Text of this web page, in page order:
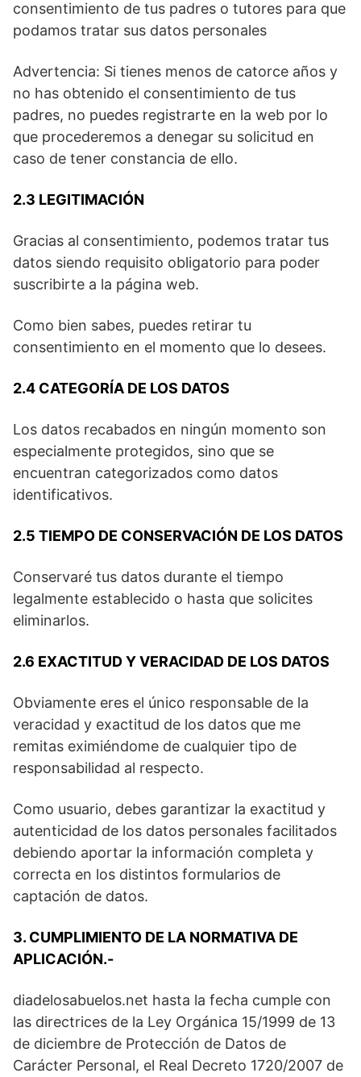
consentimiento de tus padres o tutores para que
podamos tratar sus datos personales
Advertencia: Si tienes menos de catorce años y
no has obtenido el consentimiento de tus
padres, no puedes registrarte en la web por lo
que procederemos a denegar su solicitud en
caso de tener constancia de ello.
2.3 LEGITIMACIÓN
Gracias al consentimiento, podemos tratar tus
datos siendo requisito obligatorio para poder
suscribirte a la página web.
Como bien sabes, puedes retirar tu
consentimiento en el momento que lo desees.
2.4 CATEGORÍA DE LOS DATOS
Los datos recabados en ningún momento son
especialmente protegidos, sino que se
encuentran categorizados como datos
identificativos.
2.5 TIEMPO DE CONSERVACIÓN DE LOS DATOS
Conservaré tus datos durante el tiempo
legalmente establecido o hasta que solicites
eliminarlos.
2.6 EXACTITUD Y VERACIDAD DE LOS DATOS
Obviamente eres el único responsable de la
veracidad y exactitud de los datos que me
remitas eximiéndome de cualquier tipo de
responsabilidad al respecto.
Como usuario, debes garantizar la exactitud y
autenticidad de los datos personales facilitados
debiendo aportar la información completa y
correcta en los distintos formularios de
captación de datos.
3. CUMPLIMIENTO DE LA NORMATIVA DE
APLICACIÓN.-
diadelosabuelos.net hasta la fecha cumple con
las directrices de la Ley Orgánica 15/1999 de 13
de diciembre de Protección de Datos de
Carácter Personal, el Real Decreto 1720/2007 de